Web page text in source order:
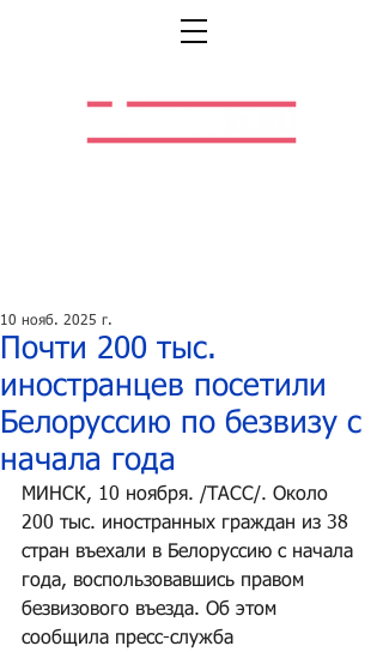
Почти 200 тыс.
иностранцев посетили
Белоруссию по безвизу с
начала года
10 нояб. 2025 г.
МИНСК, 10 ноября. /ТАСС/. Около
200 тыс. иностранных граждан из 38
стран въехали в Белоруссию с начала
года, воспользовавшись правом
безвизового въезда. Об этом
сообщила пресс-служба